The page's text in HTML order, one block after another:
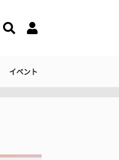
イベント